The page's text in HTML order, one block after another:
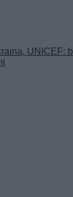
UNICEF: